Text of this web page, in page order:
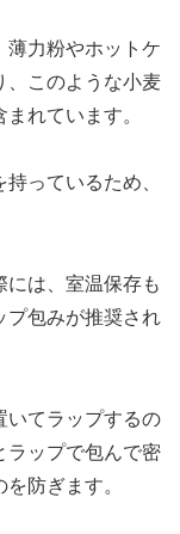
薄力粉やホットケ
、このような小麦
れています。
っているため、
には、室温保存も
プ包みが推奨され
いてラップするの
ラップで包んで密
防ぎます。